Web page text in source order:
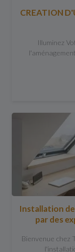
CREATION
Illuminez
Installation de
par des
Bienvenue chez